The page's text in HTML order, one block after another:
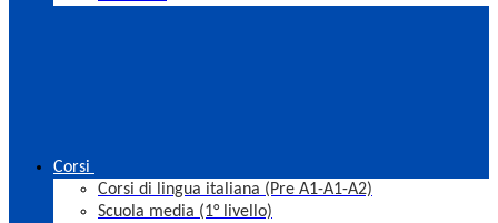
Corsi
Corsi di lingua italiana (Pre A1-A1-A2)
Scuola media (1° livello)